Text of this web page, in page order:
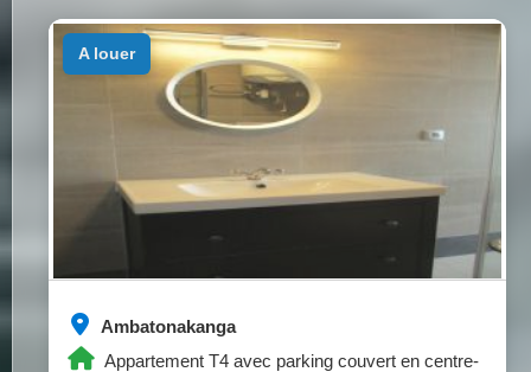
Ambatonakanga
Appartement T4 avec parking couvert en centre-
a louer